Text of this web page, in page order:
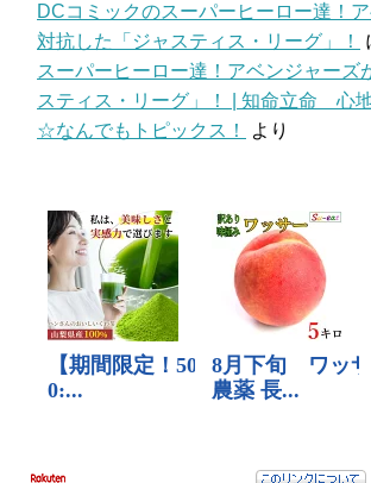
DCコミックのスーパーヒーロー達！
対抗した「ジャスティス・リーグ」！
スーパーヒーロー達！アベンジャーズ
スティス・リーグ」！ | 知命立命 心
☆なんでもトピックス！
より